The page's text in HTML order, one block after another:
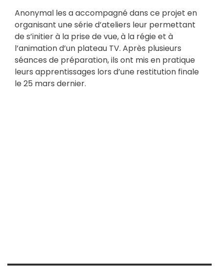
Anonymal les a accompagné dans ce projet en
organisant une série d’ateliers leur permettant
de s’initier à la prise de vue, à la régie et à
l’animation d’un plateau TV. Après plusieurs
séances de préparation, ils ont mis en pratique
leurs apprentissages lors d’une restitution finale
le 25 mars dernier.